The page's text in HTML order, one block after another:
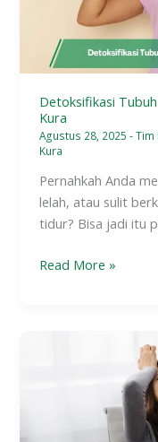
Detoksifikasi
Kura
Agustus 28, 2025-Tim
Kura
Pernahkah Anda
lelah, atau sulit
tidur? Bisa jadi itu
Read More »